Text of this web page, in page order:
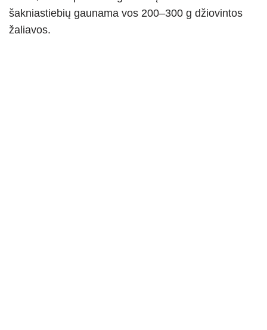
šakniastiebių gaunama vos 200–300 g džiovintos
žaliavos.